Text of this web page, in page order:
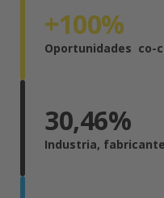
Oportunidades co-
+100%
Industria,
30,46%